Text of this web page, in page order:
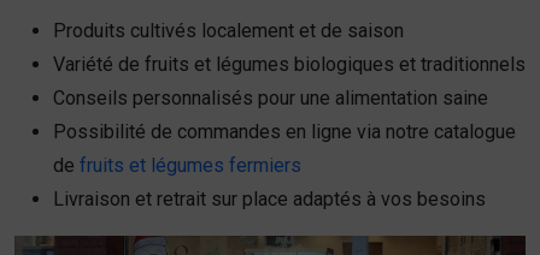
Produits cultivés localement et de saison
Variété de fruits et légumes biologiques et traditionnels
Conseils personnalisés pour une alimentation saine
Possibilité de commandes en ligne via notre catalogue
de fruits et légumes fermiers
Livraison et retrait sur place adaptés à vos besoins